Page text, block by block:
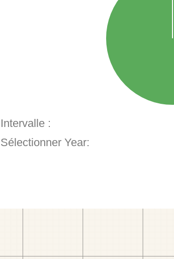
Intervalle :
Sélectionner Year: